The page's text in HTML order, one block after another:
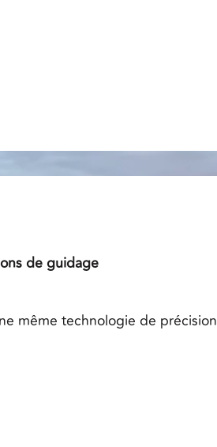
de guidage
même technologie de précision